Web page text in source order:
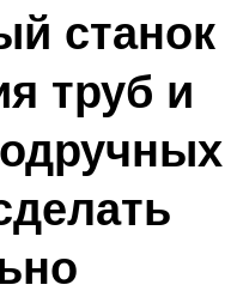
станок
труб и